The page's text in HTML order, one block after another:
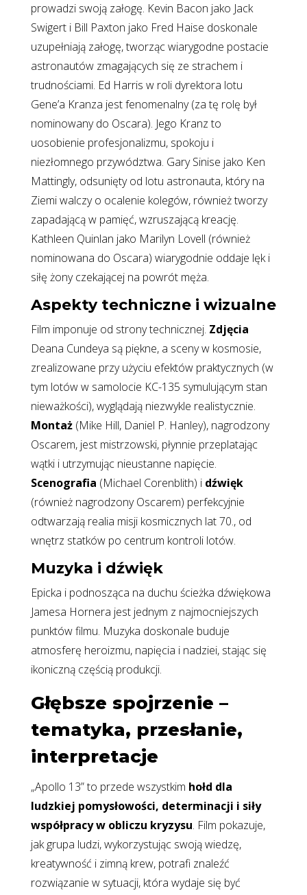
prowadzi swoją załogę. Kevin Bacon jako Jack
Swigert i Bill Paxton jako Fred Haise doskonale
uzupełniają załogę, tworząc wiarygodne postacie
astronautów zmagających się ze strachem i
trudnościami. Ed Harris w roli dyrektora lotu
Gene’a Kranza jest fenomenalny (za tę rolę był
nominowany do Oscara). Jego Kranz to
uosobienie profesjonalizmu, spokoju i
niezłomnego przywództwa. Gary Sinise jako Ken
Mattingly, odsunięty od lotu astronauta, który na
Ziemi walczy o ocalenie kolegów, również tworzy
zapadającą w pamięć, wzruszającą kreację.
Kathleen Quinlan jako Marilyn Lovell (również
nominowana do Oscara) wiarygodnie oddaje lęk i
siłę żony czekającej na powrót męża.
Aspekty techniczne i wizualne
Film imponuje od strony technicznej. Zdjęcia
Deana Cundeya są piękne, a sceny w kosmosie,
zrealizowane przy użyciu efektów praktycznych (w
tym lotów w samolocie KC-135 symulującym stan
nieważkości), wyglądają niezwykle realistycznie.
Montaż(Mike Hill, Daniel P. Hanley), nagrodzony
Oscarem, jest mistrzowski, płynnie przeplatając
wątki i utrzymując nieustanne napięcie.
Scenografia (Michael Corenblith) i dźwięk
(również nagrodzony Oscarem) perfekcyjnie
odtwarzają realia misji kosmicznych lat 70., od
wnętrz statków po centrum kontroli lotów.
Muzyka i dźwięk
Epicka i podnosząca na duchu ścieżka dźwiękowa
Jamesa Hornera jest jednym z najmocniejszych
punktów filmu. Muzyka doskonale buduje
atmosferę heroizmu, napięcia i nadziei, stając się
ikoniczną częścią produkcji.
Głębsze spojrzenie –
tematyka, przesłanie,
interpretacje
„Apollo 13” to przede wszystkim hołd dla
ludzkiej pomysłowości, determinacji i siły
współpracy w obliczu kryzysu. Film pokazuje,
jak grupa ludzi, wykorzystując swoją wiedzę,
kreatywność i zimną krew, potrafi znaleźć
rozwiązanie w sytuacji, która wydaje się być